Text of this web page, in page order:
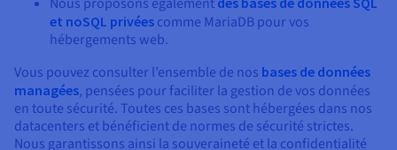
et noSQL privées comme MariaDB pour vos
hébergements web.
Vous pouvez consulter l’ensemble de nos bases de données
managées, pensées pour faciliter la gestion de vos données
en toute sécurité. Toutes ces bases sont hébergées dans nos
datacenters et bénéficient de normes de sécurité strictes.
Nous garantissons ainsi la souveraineté et la confidentialité